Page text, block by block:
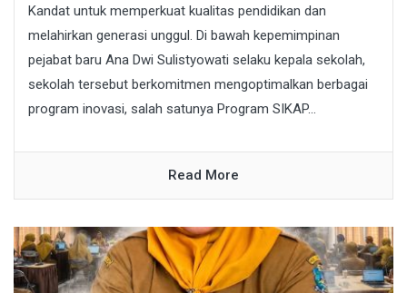
Kandat untuk memperkuat kualitas pendidikan dan
melahirkan generasi unggul. Di bawah kepemimpinan
pejabat baru Ana Dwi Sulistyowati selaku kepala sekolah,
sekolah tersebut berkomitmen mengoptimalkan berbagai
program inovasi, salah satunya Program SIKAP...
Read More